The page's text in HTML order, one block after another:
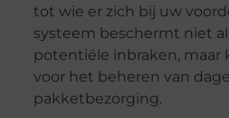
tot wie er zich bij uw
systeem beschermt niet
potentiële inbraken, maar
voor het beheren van
pakketbezorging.